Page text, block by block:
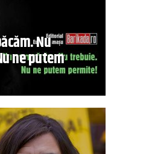
Nu
ne putem